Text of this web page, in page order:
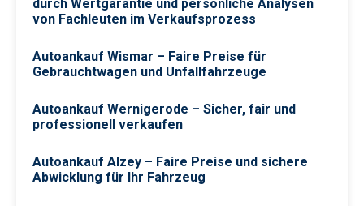
durch Wertgarantie und persönliche Analysen
von Fachleuten im Verkaufsprozess
Autoankauf Wismar – Faire Preise für
Gebrauchtwagen und Unfallfahrzeuge
Autoankauf Wernigerode – Sicher, fair und
professionell verkaufen
Autoankauf Alzey – Faire Preise und sichere
Abwicklung für Ihr Fahrzeug